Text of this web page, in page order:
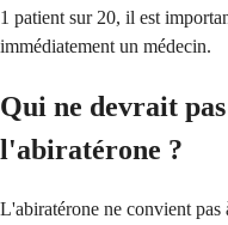
1 patient sur 20, il est
immédiatement un médecin.
Qui ne devrait
l'abiratérone ?
L'abiratérone ne convient